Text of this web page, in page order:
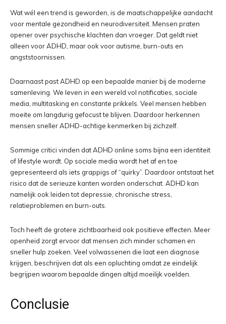
Wat wél een trend is geworden, is de maatschappelijke aandacht
voor mentale gezondheid en neurodiversiteit. Mensen praten
opener over psychische klachten dan vroeger. Dat geldt niet
alleen voor ADHD, maar ook voor autisme, burn-outs en
angststoornissen.
Daarnaast past ADHD op een bepaalde manier bij de moderne
samenleving. We leven in een wereld vol notificaties, sociale
media, multitasking en constante prikkels. Veel mensen hebben
moeite om langdurig gefocust te blijven. Daardoor herkennen
mensen sneller ADHD-achtige kenmerken bij zichzelf.
Sommige critici vinden dat ADHD online soms bijna een identiteit
of lifestyle wordt. Op sociale media wordt het af en toe
gepresenteerd als iets grappigs of “quirky”. Daardoor ontstaat het
risico dat de serieuze kanten worden onderschat. ADHD kan
namelijk ook leiden tot depressie, chronische stress,
relatieproblemen en burn-outs.
Toch heeft de grotere zichtbaarheid ook positieve effecten. Meer
openheid zorgt ervoor dat mensen zich minder schamen en
sneller hulp zoeken. Veel volwassenen die laat een diagnose
krijgen, beschrijven dat als een opluchting omdat ze eindelijk
begrijpen waarom bepaalde dingen altijd moeilijk voelden.
Conclusie